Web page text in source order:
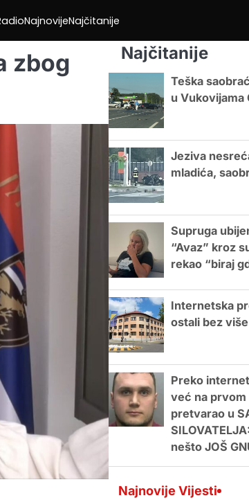
NajnovijeNajčitanije
zbog
Najčitanije
Teška
u Vukovijama
Jeziva
mladića,
Supruga
“Avaz” kroz
rekao “biraj
Internetska
ostali bez
Preko
već na prvom
pretvarao u
nešto JOŠ
Najnovije Vijesti